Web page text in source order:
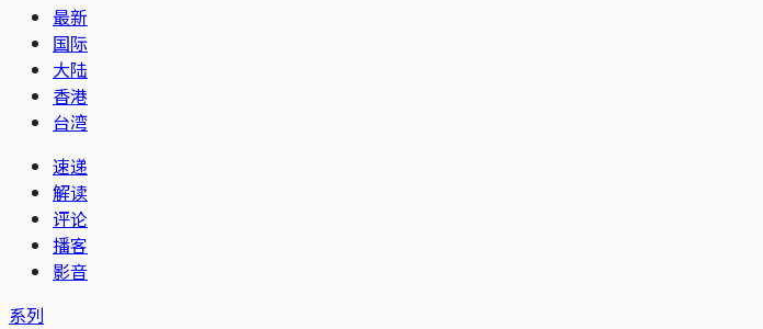
最新
国际
大陆
香港
台湾
速递
解读
评论
播客
影音
系列